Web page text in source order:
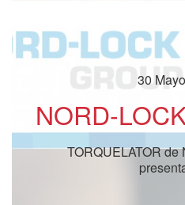
30
TORQUELATOR de